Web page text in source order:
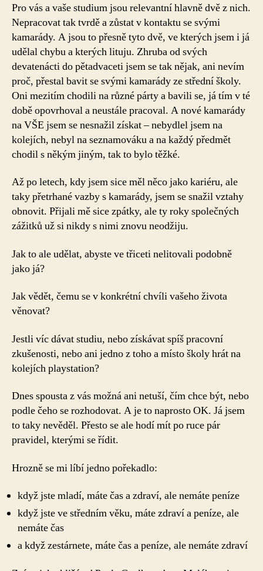
Pro vás a vaše studium jsou relevantní hlavně dvě z nich.
Nepracovat tak tvrdě a zůstat v kontaktu se svými
kamarády. A jsou to přesně tyto dvě, ve kterých jsem i já
udělal chybu a kterých lituju. Zhruba od svých
devatenácti do pětadvaceti jsem se tak nějak, ani nevím
proč, přestal bavit se svými kamarády ze střední školy.
Oni mezitím chodili na různé párty a bavili se, já tím v té
době opovrhoval a neustále pracoval. A nové kamarády
na VŠE jsem se nesnažil získat – nebydlel jsem na
kolejích, nebyl na seznamováku a na každý předmět
chodil s někým jiným, tak to bylo těžké.
Až po letech, kdy jsem sice měl něco jako kariéru, ale
taky přetrhané vazby s kamarády, jsem se snažil vztahy
obnovit. Přijali mě sice zpátky, ale ty roky společných
zážitků už si nikdy s nimi znovu neodžiju.
Jak to ale udělat, abyste ve třiceti nelitovali podobně
jako já?
Jak vědět, čemu se v konkrétní chvíli vašeho života
věnovat?
Jestli víc dávat studiu, nebo získávat spíš pracovní
zkušenosti, nebo ani jedno z toho a místo školy hrát na
kolejích playstation?
Dnes spousta z vás možná ani netuší, čím chce být, nebo
podle čeho se rozhodovat. A je to naprosto OK. Já jsem
to taky nevěděl. Přesto se ale hodí mít po ruce pár
pravidel, kterými se řídit.
Hrozně se mi líbí jedno pořekadlo:
když jste mladí, máte čas a zdraví, ale nemáte peníze
když jste ve středním věku, máte zdraví a peníze, ale
nemáte čas
a když zestárnete, máte čas a peníze, ale nemáte zdraví